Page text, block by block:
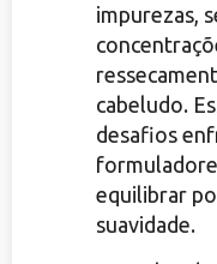
impurezas,
cabeludo.
desafios
equilibrar
suavidade.